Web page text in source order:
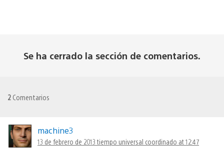
Se ha cerrado la sección de comentarios.
2 Comentarios
machine3
13 de febrero de 2013 tiempo universal coordinado at 12:47